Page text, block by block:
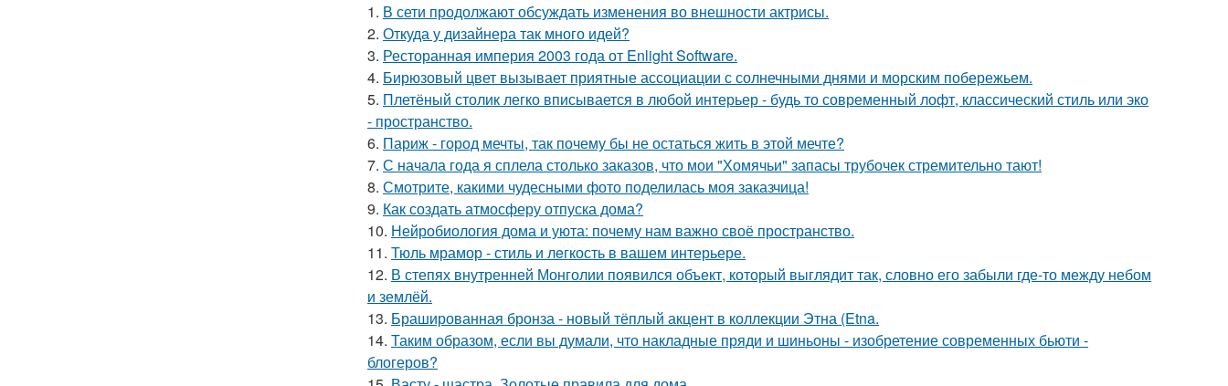
1. В сети продолжают обсуждать изменения во внешности актрисы.
2. Откуда у дизайнера так много идей?
3. Ресторанная империя 2003 года от Enlight Software.
4. Бирюзовый цвет вызывает приятные ассоциации с солнечными днями и морским побережьем.
5. Плетёный столик легко вписывается в любой интерьер - будь то современный лофт, классический стиль или эко
- пространство.
6. Париж - город мечты, так почему бы не остаться жить в этой мечте?
7. С начала года я сплела столько заказов, что мои "Хомячьи" запасы трубочек стремительно тают!
8. Смотрите, какими чудесными фото поделилась моя заказчица!
9. Как создать атмосферу отпуска дома?
10. Нейробиология дома и уюта: почему нам важно своё пространство.
11. Тюль мрамор - стиль и лeгкость в вашем интерьере.
12. В степях внутренней Монголии появился объект, который выглядит так, словно его забыли где-то между небом
и землёй.
13. Брашированная бронза - новый тёплый акцент в коллекции Этна (Etna.
14. Таким образом, если вы думали, что накладные пряди и шиньоны - изобретение современных бьюти -
блогеров?